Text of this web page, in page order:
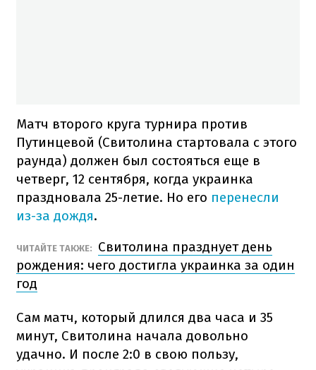
Матч второго круга турнира против
Путинцевой (Свитолина стартовала с этого
раунда) должен был состояться еще в
четверг, 12 сентября, когда украинка
праздновала 25-летие. Но его перенесли
из-за дождя.
ЧИТАЙТЕ ТАКЖЕ:
Свитолина празднует день
рождения: чего достигла украинка за один
год
Сам матч, который длился два часа и 35
минут, Свитолина начала довольно
удачно. И после 2:0 в свою пользу,